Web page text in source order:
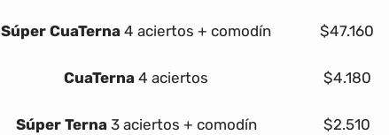
Súper CuaTerna 4 aciertos + comodín $47.160
CuaTerna 4 aciertos $4.180
Súper Terna 3 aciertos + comodín $2.510